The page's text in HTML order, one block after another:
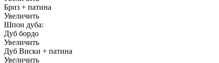
Бриз + патина
Увеличить
Шпон дуба:
Дуб бордо
Увеличить
Дуб Виски + патина
Увеличить